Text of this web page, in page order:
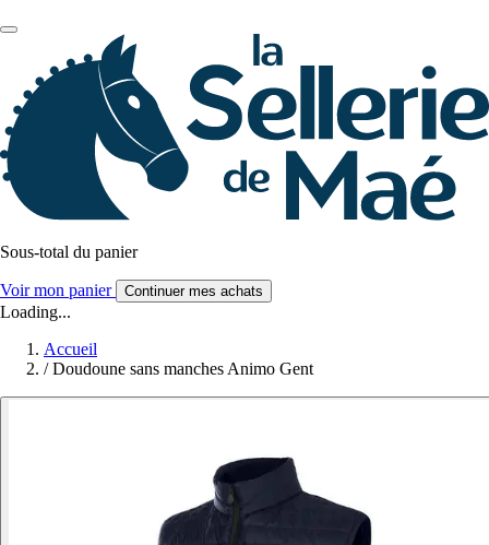
Sous-total du panier
Voir mon panier Continuer mes achats
Loading...
Accueil
/ Doudoune sans manches Animo Gent